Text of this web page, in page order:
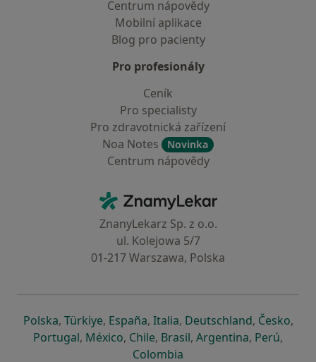
Centrum nápovědy
Mobilní aplikace
Blog pro pacienty
Pro profesionály
Ceník
Pro specialisty
Pro zdravotnická zařízení
Noa Notes
Novinka
Centrum nápovědy
ZnamyLekar - Hlavní stránka
ZnanyLekarz Sp. z o.o.
ul. Kolejowa 5/7
01-217 Warszawa, Polska
Polskase otevře v nové záložce
, Türkiyese otevře v nové záložce
, Españase otevře v nové záložce
, Italiase otevře v nové záložce
, Deutschlandse otevře v
, Českose
,
Portugalse otevře v nové záložce
, Méxicose otevře v nové záložce
, Chilese otevře v nové záložce
, Brasilse otevře v nové
, Argentinase otevře v
, Perúse
,
Colombia